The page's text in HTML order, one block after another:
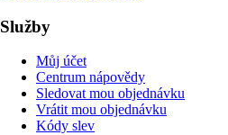
Služby
Můj účet
Centrum nápovědy
Sledovat mou objednávku
Vrátit mou objednávku
Kódy slev